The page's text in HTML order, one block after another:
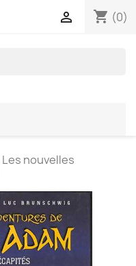
shopping_cart (0)

Les nouvelles